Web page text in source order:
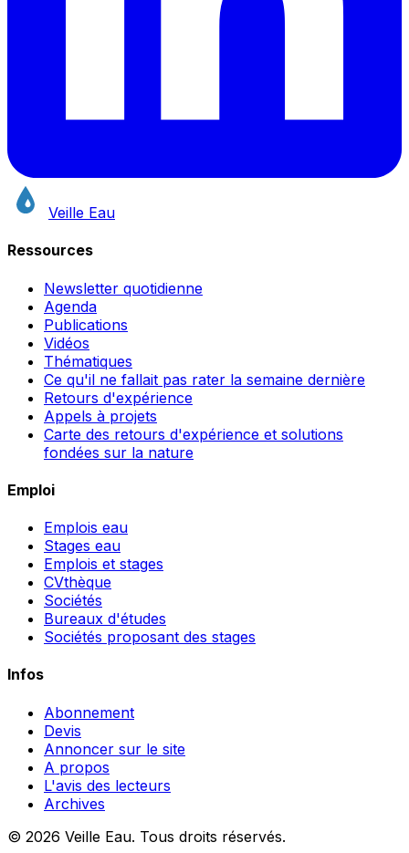
Veille Eau
Ressources
Newsletter quotidienne
Agenda
Publications
Vidéos
Thématiques
Ce qu'il ne fallait pas rater la semaine dernière
Retours d'expérience
Appels à projets
Carte des retours d'expérience et solutions
fondées sur la nature
Emploi
Emplois eau
Stages eau
Emplois et stages
CVthèque
Sociétés
Bureaux d'études
Sociétés proposant des stages
Infos
Abonnement
Devis
Annoncer sur le site
A propos
L'avis des lecteurs
Archives
© 2026 Veille Eau. Tous droits réservés.